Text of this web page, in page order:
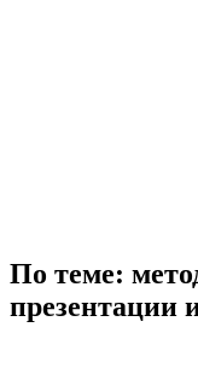
По теме:
презентации